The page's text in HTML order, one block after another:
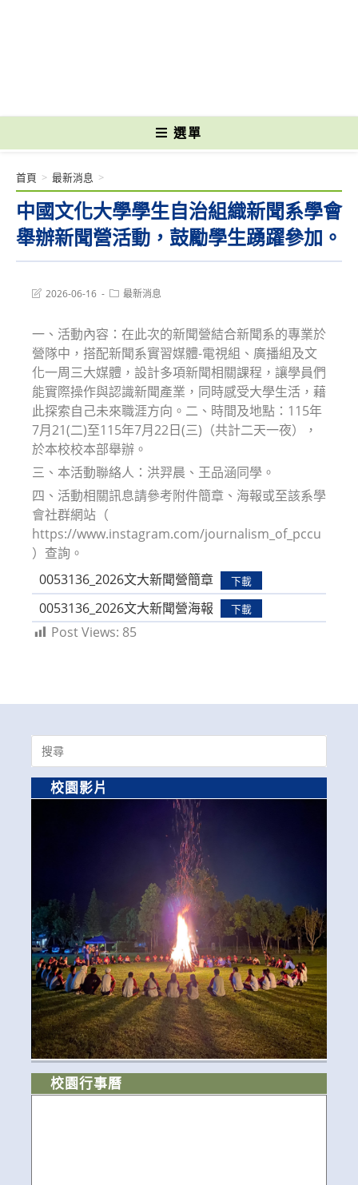
選單
中國文化大學學生自治組織新聞系學會
舉辦新聞營活動，鼓勵學生踴躍參加。
首頁 > 最新消息 >
Post2026-06-16
Post最新消息
一、活動內容：在此次的新聞營結合新聞系的專業於
營隊中，搭配新聞系實習媒體-電視組、廣播組及文
化一周三大媒體，設計多項新聞相關課程，讓學員們
能實際操作與認識新聞產業，同時感受大學生活，藉
此探索自己未來職涯方向。二、時間及地點：115年
7月21(二)至115年7月22日(三)（共計二天一夜），
於本校校本部舉辦。
三、本活動聯絡人：洪羿晨、王品涵同學。
四、活動相關訊息請參考附件簡章、海報或至該系學
會社群網站（
https://www.instagram.com/journalism_of_pccu
）查詢。
0053136_2026文大新聞營簡章
下載
0053136_2026文大新聞營海報 下載
Post Views: 85
Search
for:
校園影片
校園行事曆